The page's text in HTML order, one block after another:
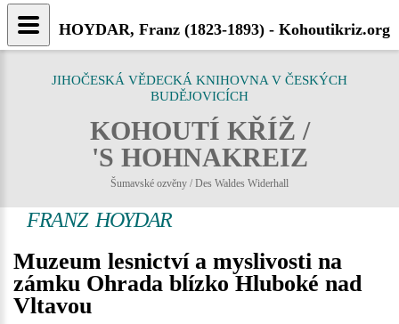
JIHOČESKÁ VĚDECKÁ KNIHOVNA V ČESKÝCH
BUDĚJOVICÍCH
KOHOUTÍ KŘÍŽ /
'S HOHNAKREIZ
Šumavské ozvěny / Des Waldes Widerhall
FRANZ HOYDAR
Muzeum lesnictví a myslivosti na
zámku Ohrada blízko Hluboké nad
Vltavou
HOYDAR, Franz (1823-1893) - Kohoutikriz.org